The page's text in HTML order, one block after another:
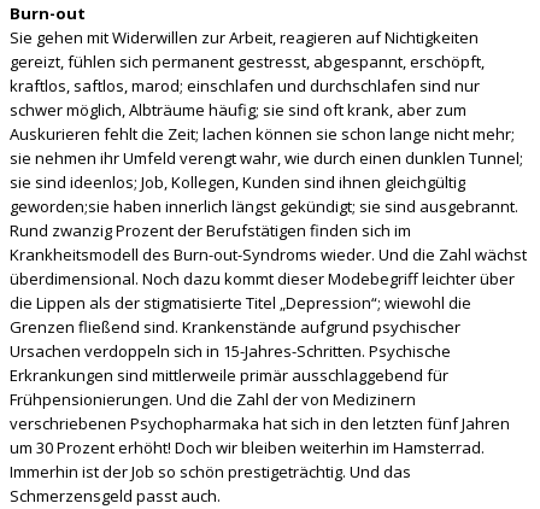
Burn-out
Sie gehen mit Widerwillen zur Arbeit, reagieren auf Nichtigkeiten
gereizt, fühlen sich permanent gestresst, abgespannt, erschöpft,
kraftlos, saftlos, marod; einschlafen und durchschlafen sind nur
schwer möglich, Albträume häufig; sie sind oft krank, aber zum
Auskurieren fehlt die Zeit; lachen können sie schon lange nicht mehr;
sie nehmen ihr Umfeld verengt wahr, wie durch einen dunklen Tunnel;
sie sind ideenlos; Job, Kollegen, Kunden sind ihnen gleichgültig
geworden;sie haben innerlich längst gekündigt; sie sind ausgebrannt.
Rund zwanzig Prozent der Berufstätigen finden sich im
Krankheitsmodell des Burn-out-Syndroms wieder. Und die Zahl wächst
überdimensional. Noch dazu kommt dieser Modebegriff leichter über
die Lippen als der stigmatisierte Titel „Depression“; wiewohl die
Grenzen fließend sind. Krankenstände aufgrund psychischer
Ursachen verdoppeln sich in 15-Jahres-Schritten. Psychische
Erkrankungen sind mittlerweile primär ausschlaggebend für
Frühpensionierungen. Und die Zahl der von Medizinern
verschriebenen Psychopharmaka hat sich in den letzten fünf Jahren
um 30 Prozent erhöht! Doch wir bleiben weiterhin im Hamsterrad.
Immerhin ist der Job so schön prestigeträchtig. Und das
Schmerzensgeld passt auch.